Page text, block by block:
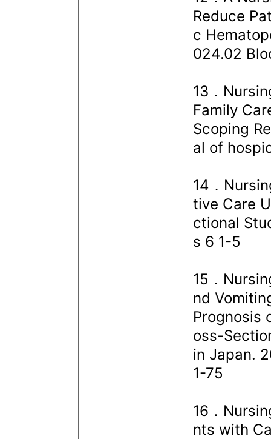
Reduce
c
024.02
13．
Family
Scoping
al of
14．
tive Care
ctional
s 6 1-5
15．
nd
Prognosis
oss-
in Japan.
1-75
16．
nts with